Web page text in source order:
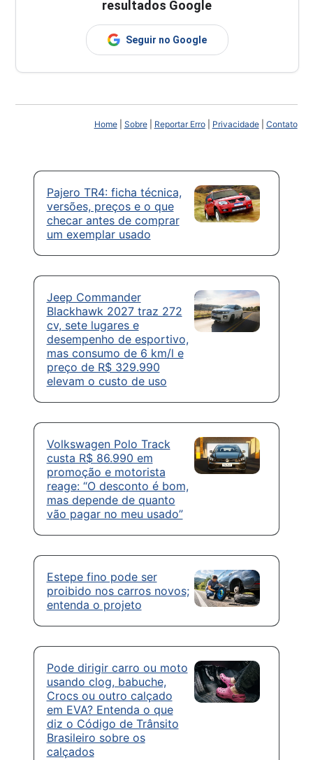
resultados Google
Seguir no Google
Home| Sobre| Reportar Erro| Privacidade| Contato
Pajero TR4: ficha técnica,
versões, preços e o que
checar antes de comprar
um exemplar usado
Jeep Commander
Blackhawk 2027 traz 272
cv, sete lugares e
desempenho de esportivo,
mas consumo de 6 km/l e
preço de R$ 329.990
elevam o custo de uso
Volkswagen Polo Track
custa R$ 86.990 em
promoção e motorista
reage: “O desconto é bom,
mas depende de quanto
vão pagar no meu usado”
Estepe fino pode ser
proibido nos carros novos;
entenda o projeto
Pode dirigir carro ou moto
usando clog, babuche,
Crocs ou outro calçado
em EVA? Entenda o que
diz o Código de Trânsito
Brasileiro sobre os
calçados